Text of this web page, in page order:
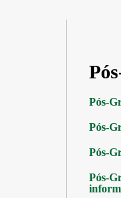
Pós-
Pós-
Pós-
Pós-